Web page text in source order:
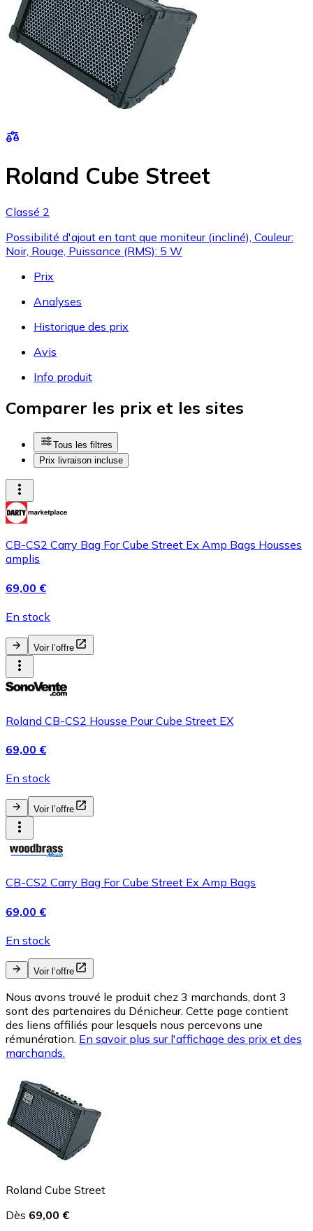
Roland Cube Street
Classé 2
Possibilité d'ajout en tant que moniteur (incliné), Couleur:
Noir, Rouge, Puissance (RMS): 5 W
Prix
Analyses
Historique des prix
Avis
Info produit
Comparer les prix et les sites
Tous les filtres
Prix livraison incluse
CB-CS2 Carry Bag For Cube Street Ex Amp Bags Housses
amplis
69,00 €
En stock
Voir l’offre
Roland CB-CS2 Housse Pour Cube Street EX
69,00 €
En stock
Voir l’offre
CB-CS2 Carry Bag For Cube Street Ex Amp Bags
69,00 €
En stock
Voir l’offre
Nous avons trouvé le produit chez 3 marchands, dont 3
sont des partenaires du Dénicheur. Cette page contient
des liens affiliés pour lesquels nous percevons une
rémunération. En savoir plus sur l'affichage des prix et des
marchands.
Roland Cube Street
Dès 69,00 €